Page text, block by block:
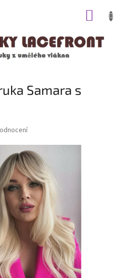
Samara s